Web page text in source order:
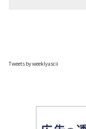
Tweets by weeklyascii